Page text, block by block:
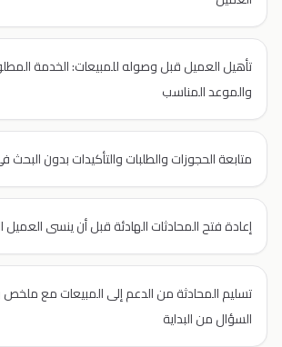
تأهيل العميل قبل وصوله للمبيعات: الخدمة
والموعد المناسب
متابعة الحجوزات والطلبات والتأكيدات بدون
إعادة فتح المحادثات الهادئة قبل أن ينسى
تسليم المحادثة من الدعم إلى المبيعات مع
السؤال من البداية